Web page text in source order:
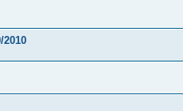
2010